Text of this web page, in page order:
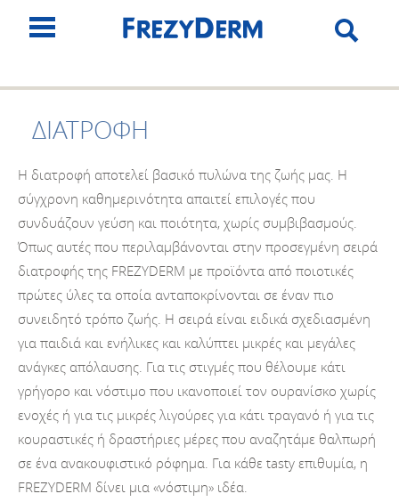
ΔΙΑΤΡΟΦΗ
Η διατροφή αποτελεί βασικό πυλώνα της ζωής μας. Η
σύγχρονη καθημερινότητα απαιτεί επιλογές που
συνδυάζουν γεύση και ποιότητα, χωρίς συμβιβασμούς.
Όπως αυτές που περιλαμβάνονται στην προσεγμένη σειρά
διατροφής της FREZYDERM με προϊόντα από ποιοτικές
πρώτες ύλες τα οποία ανταποκρίνονται σε έναν πιο
συνειδητό τρόπο ζωής. Η σειρά είναι ειδικά σχεδιασμένη
για παιδιά και ενήλικες και καλύπτει μικρές και μεγάλες
ανάγκες απόλαυσης. Για τις στιγμές που θέλουμε κάτι
γρήγορο και νόστιμο που ικανοποιεί τον ουρανίσκο χωρίς
ενοχές ή για τις μικρές λιγούρες για κάτι τραγανό ή για τις
κουραστικές ή δραστήριες μέρες που αναζητάμε θαλπωρή
σε ένα ανακουφιστικό ρόφημα. Για κάθε tasty επιθυμία, η
FREZYDERM δίνει μια «νόστιμη» ιδέα.